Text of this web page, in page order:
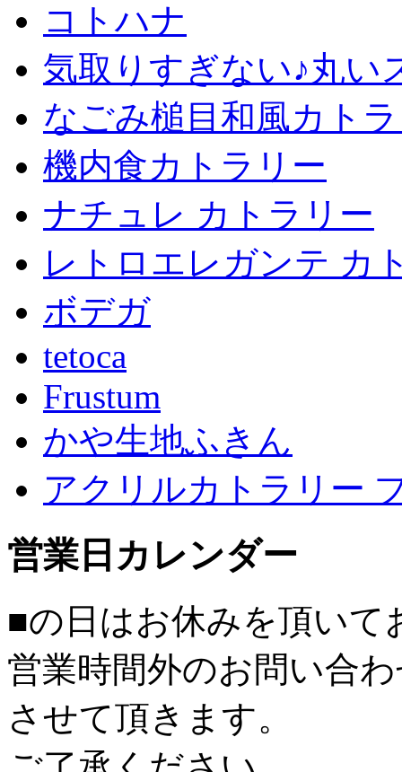
コトハナ
気取りすぎない♪丸い
なごみ槌目和風カト
機内食カトラリー
ナチュレ カトラリー
レトロエレガンテ カ
ボデガ
tetoca
Frustum
かや生地ふきん
アクリルカトラリー
営業日カレンダー
■の日はお休みを頂いて
営業時間外のお問い合
させて頂きます。